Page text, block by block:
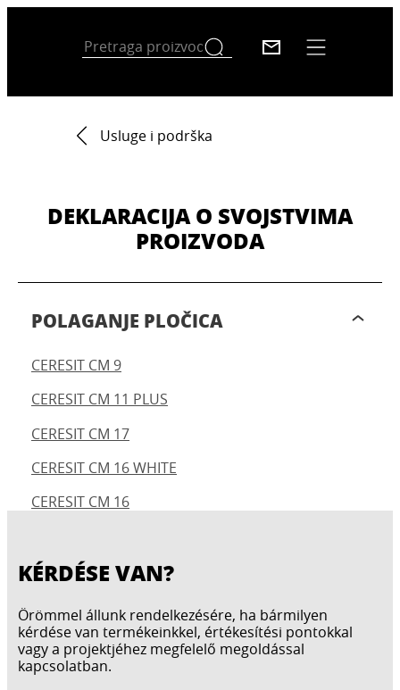
Usluge i podrška
DEKLARACIJA O SVOJSTVIMA
PROIZVODA
POLAGANJE PLOČICA
CERESIT CM 9
CERESIT CM 11 PLUS
CERESIT CM 17
CERESIT CM 16 WHITE
CERESIT CM 16
KÉRDÉSE VAN?
Örömmel állunk rendelkezésére, ha bármilyen
kérdése van termékeinkkel, értékesítési pontokkal
vagy a projektjéhez megfelelő megoldással
kapcsolatban.